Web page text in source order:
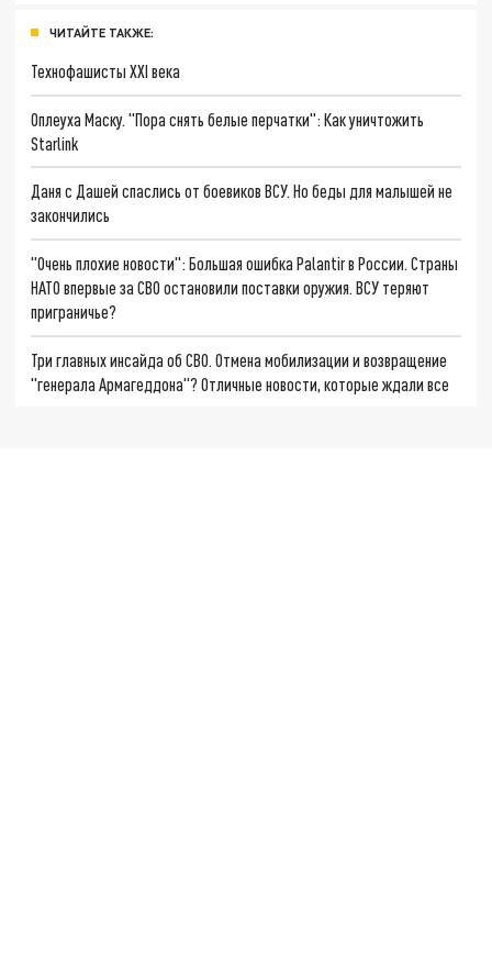
ЧИТАЙТЕ ТАКЖЕ:
Технофашисты XXI века
Оплеуха Маску. "Пора снять белые перчатки": Как уничтожить
Starlink
Даня с Дашей спаслись от боевиков ВСУ. Но беды для малышей не
закончились
"Очень плохие новости": Большая ошибка Palantir в России. Страны
НАТО впервые за СВО остановили поставки оружия. ВСУ теряют
приграничье?
Три главных инсайда об СВО. Отмена мобилизации и возвращение
"генерала Армагеддона"? Отличные новости, которые ждали все